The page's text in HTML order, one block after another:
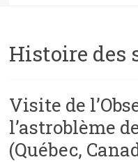
les
les
techniques
auprès
du
Histoire des
Visite de
l’astroblème
(Québec,